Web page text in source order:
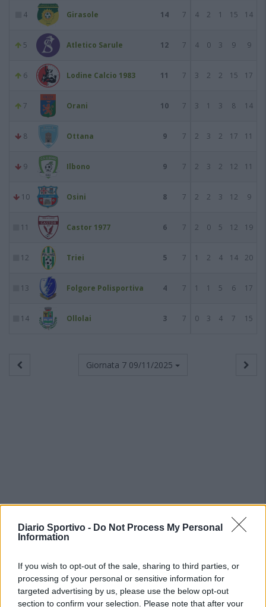
Diario Sportivo - Do Not Process My Personal
Information
If you wish to opt-out of the sale, sharing to third parties, or
processing of your personal or sensitive information for
targeted advertising by us, please use the below opt-out
section to confirm your selection. Please note that after your
4 Girasole 14 7 4 2 1 15 14
5 Atletico Sarule 12 7 4 0 3 9 9
6 Lodine Calcio 1983 11 7 3 2 2 15 17
7 Orani 10 7 3 1 3 8 14
8 Ottana 9 7 2 3 2 17 11
9 Ilbono 9 7 2 3 2 12 11
10 Osini 8 7 2 2 3 12 9
11 Castor 1977 6 7 2 0 5 12 19
12 Triei 5 7 1 2 4 14 20
13 Folgore Polisportiva 4 7 1 1 5 6 17
14 Ollolai 3 7 0 3 4 7 15
Giornata 7 09/11/2025